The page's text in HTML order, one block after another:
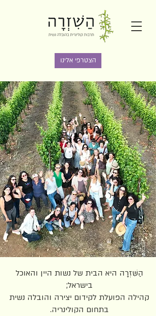
הצטרפי אלינו
הַשִּׁזְרָה היא הבית של נשות היין והאוכל
בישראל;
קהילה הפועלת לקידום יצירה והובלה נשית
בתחום הקולינריה.